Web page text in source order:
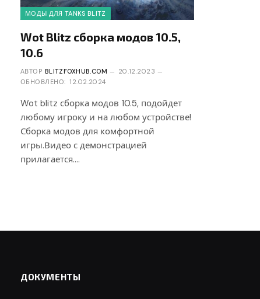
МОДЫ ДЛЯ TANKS BLITZ
Wot Blitz сборка модов 10.5,
10.6
АВТОР BLITZFOXHUB.COM
20.12.2023
ОБНОВЛЕНО: 12.02.2024
Wot blitz сборка модов 10.5, подойдет
любому игроку и на любом устройстве!
Сборка модов для комфортной
игры.Видео с демонстрацией
прилагается.…
ДОКУМЕНТЫ